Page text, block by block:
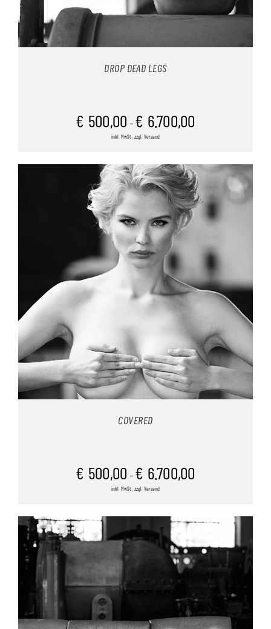
DROP DEAD LEGS
€ 500,00 – € 6.700,00
inkl. MwSt., zzgl. Versand
COVERED
€ 500,00 – € 6.700,00
inkl. MwSt., zzgl. Versand